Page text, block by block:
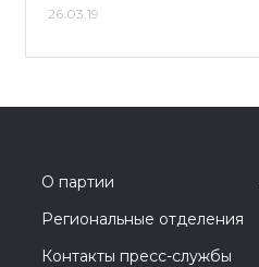
26.03.19
О партии
Региональные отделения
Контакты пресс-службы